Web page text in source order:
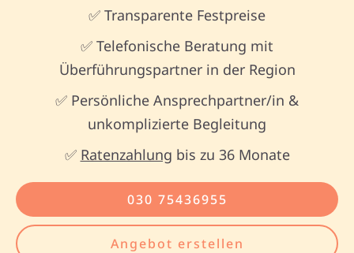
✅ Transparente Festpreise
✅ Telefonische Beratung mit
Überführungspartner in der Region
✅ Persönliche Ansprechpartner/in &
unkomplizierte Begleitung
✅ Ratenzahlung bis zu 36 Monate
030 75436955
Angebot erstellen